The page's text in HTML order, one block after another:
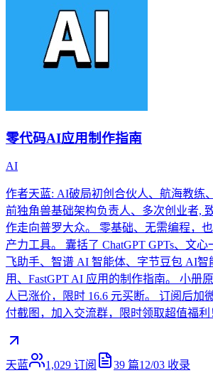
零代码AI应用制作指南
AI
作者天蓝: AI破局初创合伙人、航海教练
前独角兽基础架构负责人、多次创业者,
作走向普罗大众。 零基础、无需编程，
产力工具。 囊括了 ChatGPT GPTs、文
飞助手、智谱 AI 智能体、字节豆包 AI智
用、FastGPT AI 应用的制作指南。 小册
人已涨价，限时 16.6 元买断。 订阅后加
付截图，加入交流群，限时领取超值福利
天蓝 1,029 订阅 39 篇12/03 收录